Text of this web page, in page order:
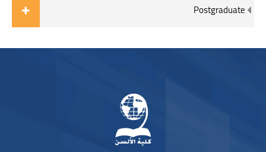
Postgraduate
بلوک‌ها